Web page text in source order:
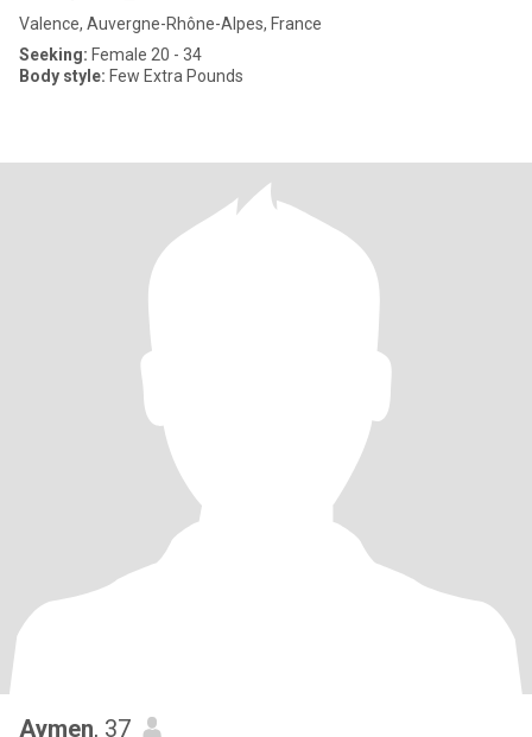
Valence, Auvergne-Rhône-Alpes, France
Seeking: Female 20 - 34
Body style: Few Extra Pounds
Aymen, 37